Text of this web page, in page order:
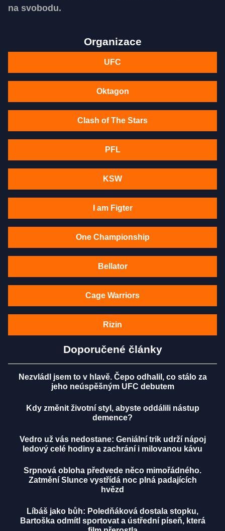
na svobodu.
Organizace
UFC
Oktagon
Clash of The Stars
PFL
KSW
I am Figter
One Championship
Bellator
Cage Warriors
Rizin
Doporučené články
Nezvládl jsem to v hlavě. Čepo odhalil, co stálo za
jeho neúspěšným UFC debutem
Kdy změnit životní styl, abyste oddálili nástup
demence?
Vedro už vás nedostane: Geniální trik udrží nápoj
ledový celé hodiny a zachrání i milovanou kávu
Srpnová obloha předvede něco mimořádného.
Zatmění Slunce vystřídá noc plná padajících
hvězd
Líbáš jako bůh: Poledňáková dostala stopku,
Bartoška odmítl sportovat a ústřední píseň, která